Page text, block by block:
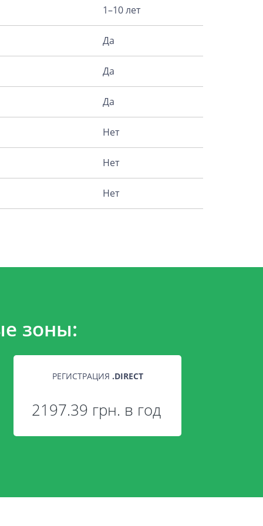
1–10 лет
Да
Да
Да
Нет
Нет
Нет
зоны:
РЕГИСТРАЦИЯ .DIRECT
2197.39 грн. в год